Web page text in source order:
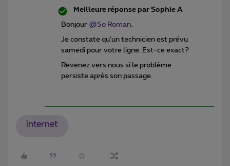
Meilleure réponse par Sophie A
Bonjour @So Roman,
Je constate qu’un technicien est prévu
samedi pour votre ligne. Est-ce exact?
Revenez vers nous si le problème
persiste après son passage.
internet